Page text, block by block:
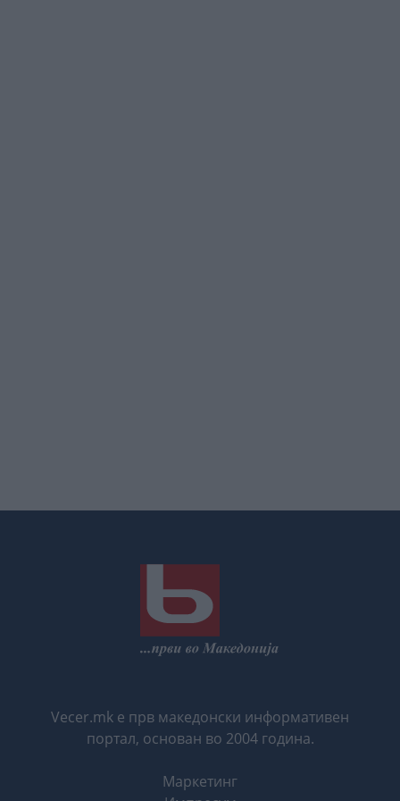
Vecer.mk е прв македонски информативен
портал, основан во 2004 година.
Маркетинг